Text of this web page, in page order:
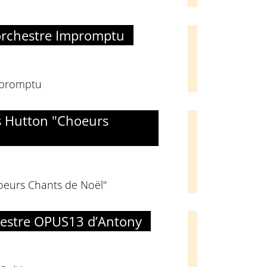
Impromptu
Hutton "Choeurs
Chants de Noël"
OPUS13 d’Antony